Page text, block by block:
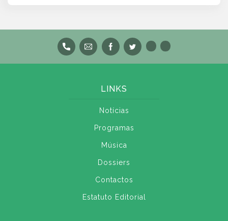
LINKS
Notícias
Programas
Música
Dossiers
Contactos
Estatuto Editorial